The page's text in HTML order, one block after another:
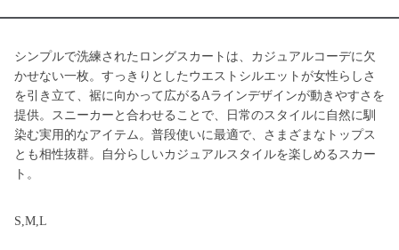
シンプルで洗練されたロングスカートは、カジュアルコーデに欠
かせない一枚。すっきりとしたウエストシルエットが女性らしさ
を引き立て、裾に向かって広がるAラインデザインが動きやすさを
提供。スニーカーと合わせることで、日常のスタイルに自然に馴
染む実用的なアイテム。普段使いに最適で、さまざまなトップス
とも相性抜群。自分らしいカジュアルスタイルを楽しめるスカー
ト。
S,M,L